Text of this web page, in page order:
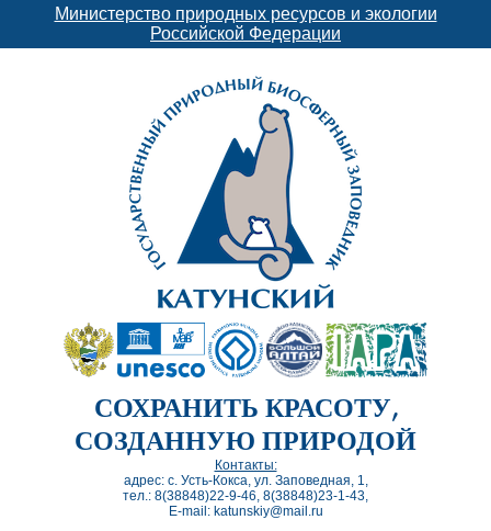
Министерство природных ресурсов и экологии
Российской Федерации
СОХРАНИТЬ КРАСОТУ,
СОЗДАННУЮ ПРИРОДОЙ
Контакты:
адрес: с. Усть-Кокса, ул. Заповедная, 1,
тел.: 8(38848)22-9-46, 8(38848)23-1-43,
E-mail: katunskiy@mail.ru